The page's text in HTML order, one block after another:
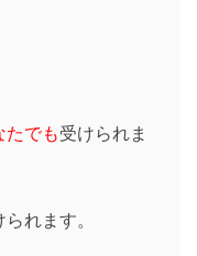
たでも受けられま
れます。